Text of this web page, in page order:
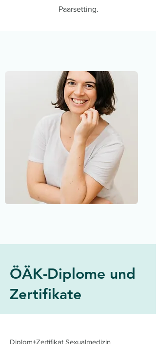
Paarsetting.
ÖÄK-Diplome und
Zertifikate
Diplom+Zertifikat Sexualmedizin